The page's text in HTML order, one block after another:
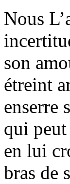
Nous
son
étreint
enserre
qui
en lui
bras de